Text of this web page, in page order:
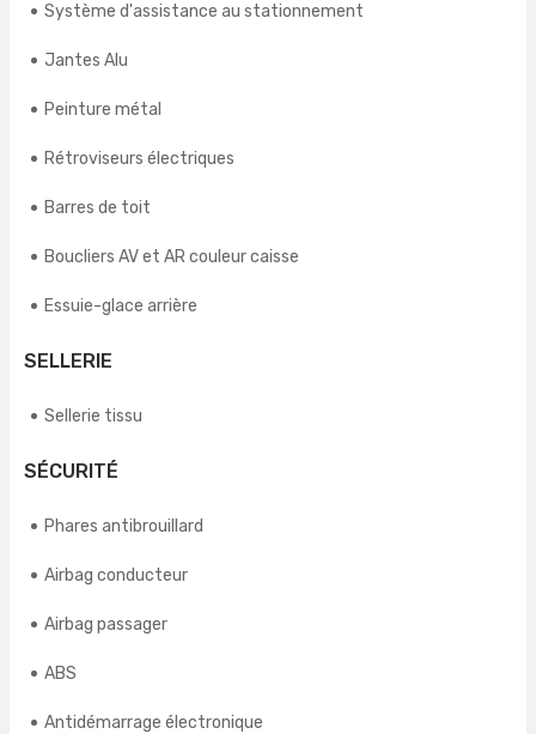
Système d'assistance au stationnement
Jantes Alu
Peinture métal
Rétroviseurs électriques
Barres de toit
Boucliers AV et AR couleur caisse
Essuie-glace arrière
SELLERIE
Sellerie tissu
SÉCURITÉ
Phares antibrouillard
Airbag conducteur
Airbag passager
ABS
Antidémarrage électronique